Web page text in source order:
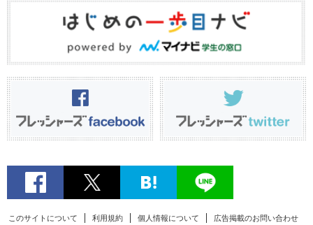
このサイトについて 利用規約 個人情報について 広告掲載のお問い合わせ